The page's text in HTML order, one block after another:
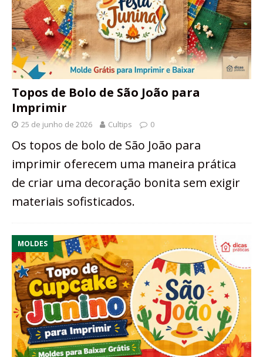
Topos de Bolo de São João para
Imprimir
25 de junho de 2026 Cultips 0
Os topos de bolo de São João para
imprimir oferecem uma maneira prática
de criar uma decoração bonita sem exigir
materiais sofisticados.
MOLDES